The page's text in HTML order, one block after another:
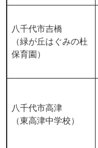
八千代市吉橋
（緑が丘はぐみの杜
保育園）
八千代市高津
（東高津中学校）